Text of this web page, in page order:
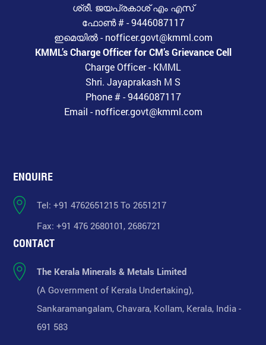
ശ്രീ. ജയപ്രകാശ് എം എസ്
ഫോൺ # - 9446087117
ഇമെയിൽ - nofficer.govt@kmml.com
KMML’s Charge Officer for CM’s Grievance Cell
Charge Officer - KMML
Shri. Jayaprakash M S
Phone # - 9446087117
Email - nofficer.govt@kmml.com
ENQUIRE
Tel: +91 4762651215 To 2651217
Fax: +91 476 2680101, 2686721
CONTACT
The Kerala Minerals & Metals Limited
(A Government of Kerala Undertaking),
Sankaramangalam, Chavara, Kollam, Kerala, India -
691 583